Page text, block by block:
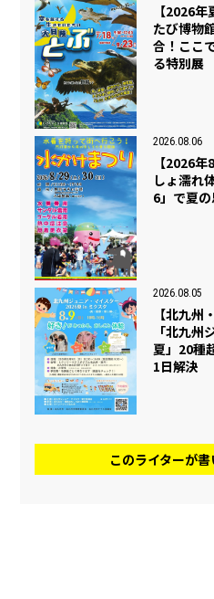
【2026
たび博物
合！ここ
る特別展
2026.08.06
【2026
しょ濡れ
6」で夏
2026.08.05
【北九州
「北九
夏」20種
1日解決
このライターが